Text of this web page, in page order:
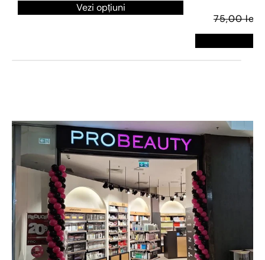
Vezi opțiuni
75,00 lei